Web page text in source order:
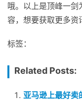
哦。以上是顶峰一剑
容，想要获取更多资
标签：
Related Posts:
亚马逊上最好卖